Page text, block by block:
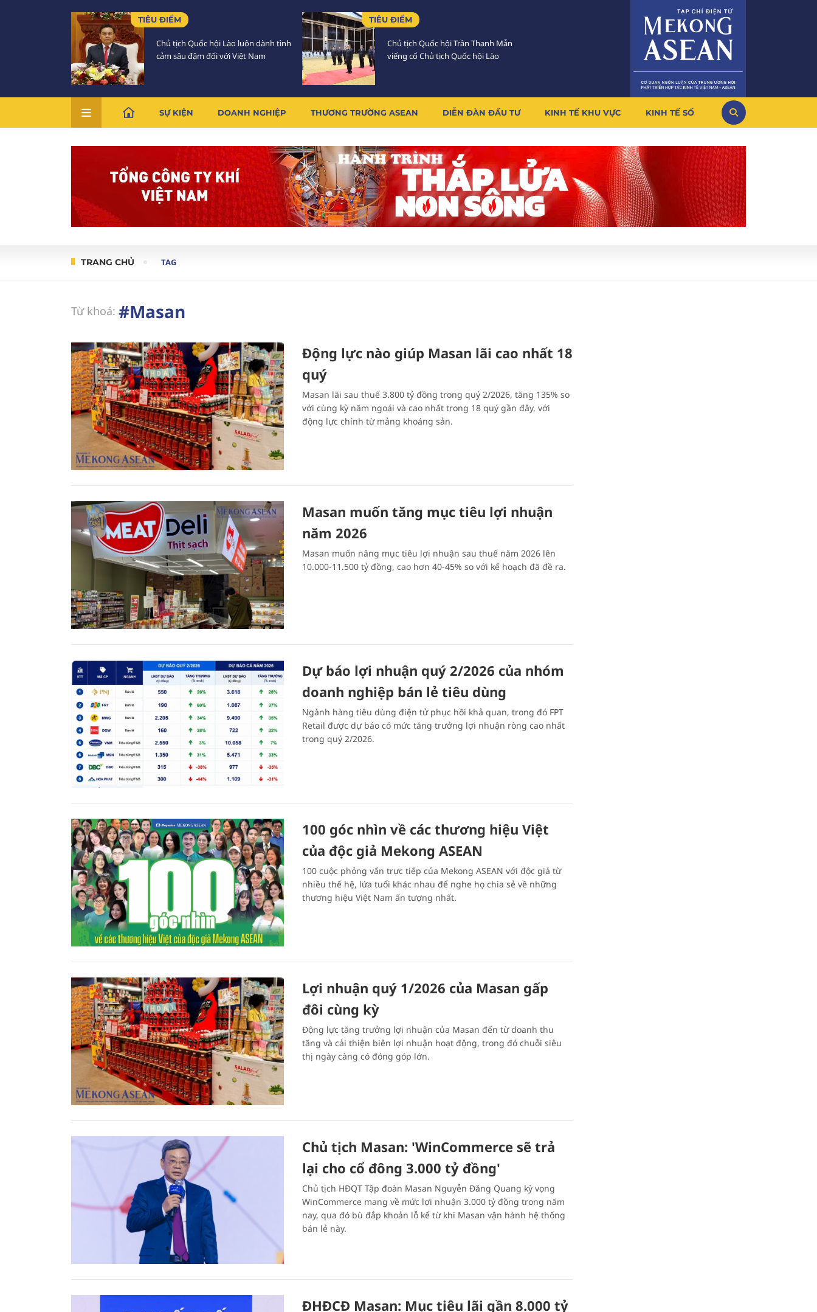
TIÊU ĐIỂM
Chủ tịch Quốc hội Lào luôn dành tình
cảm sâu đậm đối với Việt Nam
TIÊU ĐIỂM
Chủ tịch Quốc hội Trần Thanh Mẫn
viếng cố Chủ tịch Quốc hội Lào
SỰ KIỆN DOANH NGHIỆP THƯƠNG TRƯỜNG ASEAN DIỄN ĐÀN ĐẦU TƯ KINH TẾ KHU VỰC KINH TẾ SỐ
TRANG CHỦ TAG
Từ khoá: #Masan
Động lực nào giúp Masan lãi cao nhất 18
quý
Masan lãi sau thuế 3.800 tỷ đồng trong quý 2/2026, tăng 135% so
với cùng kỳ năm ngoái và cao nhất trong 18 quý gần đây, với
động lực chính từ mảng khoáng sản.
Masan muốn tăng mục tiêu lợi nhuận
năm 2026
Masan muốn nâng mục tiêu lợi nhuận sau thuế năm 2026 lên
10.000-11.500 tỷ đồng, cao hơn 40-45% so với kế hoạch đã đề ra.
Dự báo lợi nhuận quý 2/2026 của nhóm
doanh nghiệp bán lẻ tiêu dùng
Ngành hàng tiêu dùng điện tử phục hồi khả quan, trong đó FPT
Retail được dự báo có mức tăng trưởng lợi nhuận ròng cao nhất
trong quý 2/2026.
100 góc nhìn về các thương hiệu Việt
của độc giả Mekong ASEAN
100 cuộc phỏng vấn trực tiếp của Mekong ASEAN với độc giả từ
nhiều thế hệ, lứa tuổi khác nhau để nghe họ chia sẻ về những
thương hiệu Việt Nam ấn tượng nhất.
Lợi nhuận quý 1/2026 của Masan gấp
đôi cùng kỳ
Động lực tăng trưởng lợi nhuận của Masan đến từ doanh thu
tăng và cải thiện biên lợi nhuận hoạt động, trong đó chuỗi siêu
thị ngày càng có đóng góp lớn.
Chủ tịch Masan: 'WinCommerce sẽ trả
lại cho cổ đông 3.000 tỷ đồng'
Chủ tịch HĐQT Tập đoàn Masan Nguyễn Đăng Quang kỳ vọng
WinCommerce mang về mức lợi nhuận 3.000 tỷ đồng trong năm
nay, qua đó bù đắp khoản lỗ kể từ khi Masan vận hành hệ thống
bán lẻ này.
ĐHĐCĐ Masan: Mục tiêu lãi gần 8.000 tỷ